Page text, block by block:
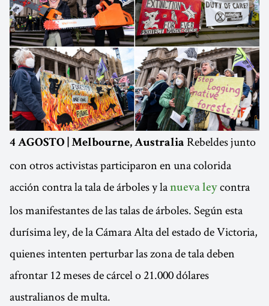
4 AGOSTO | Melbourne, Australia Rebeldes junto
con otros activistas participaron en una colorida
acción contra la tala de árboles y la nueva ley contra
los manifestantes de las talas de árboles. Según esta
durísima ley, de la Cámara Alta del estado de Victoria,
quienes intenten perturbar las zona de tala deben
afrontar 12 meses de cárcel o 21.000 dólares
australianos de multa.